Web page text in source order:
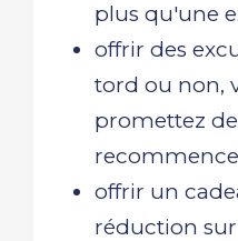
plus qu'une
offrir des
tord ou non,
promettez
offrir un
réduction